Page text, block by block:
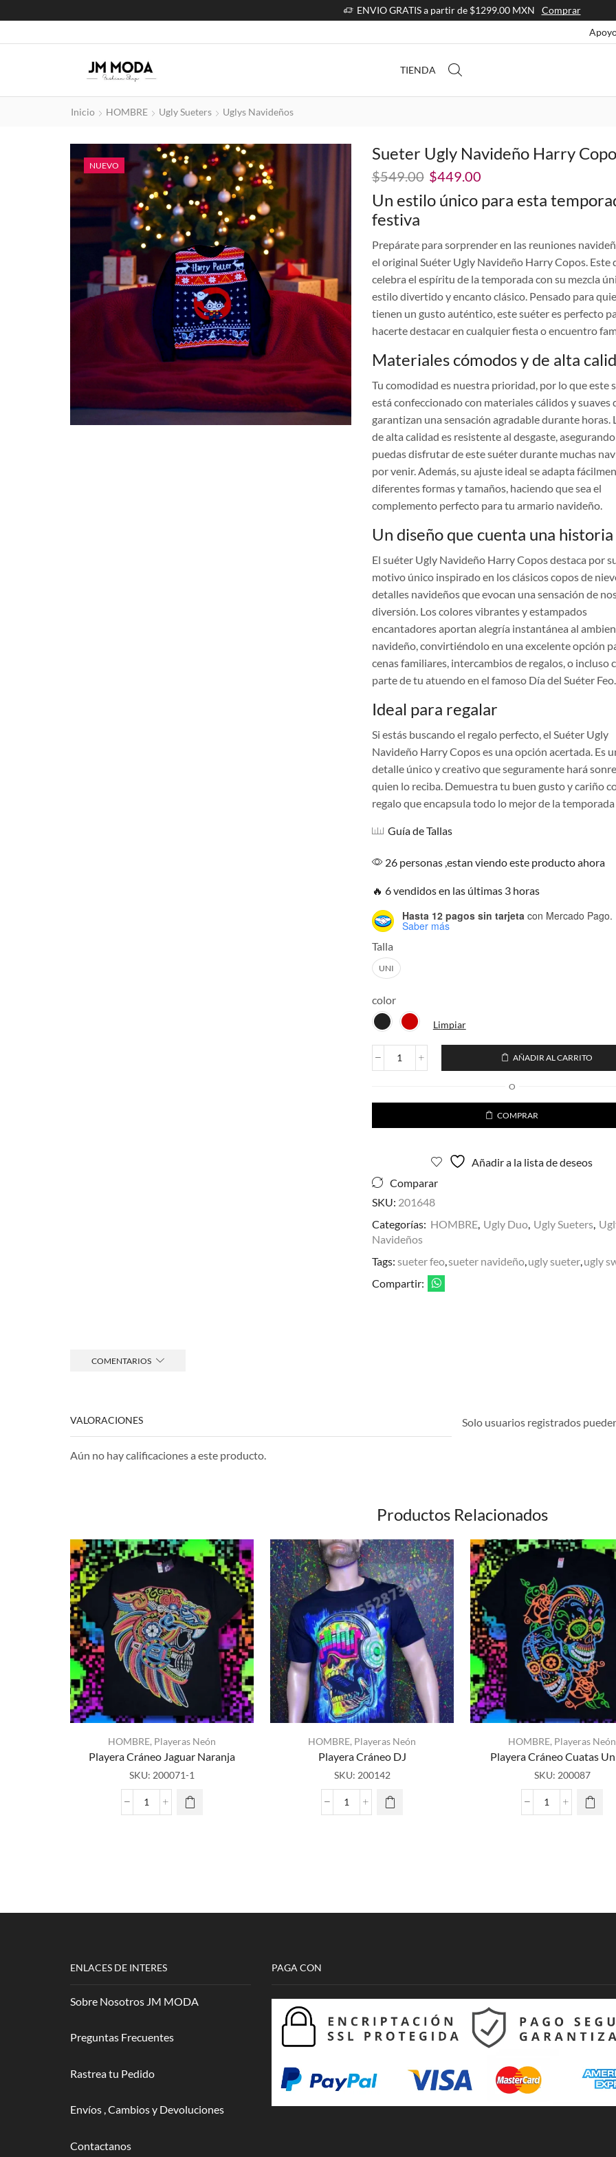
ENVIO GRATIS a partir de $1299.00 MXN
Comprar
TIENDA
Inicio HOMBRE Ugly Sueters Uglys Navideños
NUEVO
Sueter Ugly Navideño Harry
$549.00 El
precio
original
$449.00El
actual
$449.00.
Un estilo único para esta
festiva
Prepárate para sorprender en las reuniones
el original Suéter Ugly Navideño Harry Copos. Este
celebra el espíritu de la temporada con su mezcla
estilo divertido y encanto clásico. Pensado para
tienen un gusto auténtico, este suéter es perfecto
hacerte destacar en cualquier fiesta o encuentro
Materiales cómodos y de alta
Tu comodidad es nuestra prioridad, por lo que este
está confeccionado con materiales cálidos y suaves
garantizan una sensación agradable durante horas.
de alta calidad es resistente al desgaste,
puedas disfrutar de este suéter durante muchas
por venir. Además, su ajuste ideal se adapta
diferentes formas y tamaños, haciendo que sea el
complemento perfecto para tu armario navideño.
Un diseño que cuenta una historia
El suéter Ugly Navideño Harry Copos destaca por
motivo único inspirado en los clásicos copos de
detalles navideños que evocan una sensación de
diversión. Los colores vibrantes y estampados
encantadores aportan alegría instantánea al
navideño, convirtiéndolo en una excelente opción
cenas familiares, intercambios de regalos, o incluso
parte de tu atuendo en el famoso Día del Suéter Feo.
Ideal para regalar
Si estás buscando el regalo perfecto, el Suéter Ugly
Navideño Harry Copos es una opción acertada. Es
detalle único y creativo que seguramente hará
quien lo reciba. Demuestra tu buen gusto y cariño
regalo que encapsula todo lo mejor de la
Guía de Tallas
26 personas ,estan viendo este producto ahora
🔥 6 vendidos en las últimas 3 horas
Hasta 12 pagos sin tarjetacon Mercado Pago.
Saber más
Talla
UNI
color
Limpiar
Sueter
Harry
cantidad
AÑADIR AL CARRITO
O
COMPRAR
Añadir a la lista de deseos
Comparar
SKU: 201648
Categorías: HOMBRE, Ugly Duo, Ugly Sueters,
Navideños
Tags: sueter feo,sueter navideño,ugly sueter,ugly
Compartir:
COMENTARIOS
VALORACIONES
Aún no hay calificaciones a este producto.
Solo usuarios registrados
Productos Relacionados
HOMBRE, Playeras Neón
Playera Cráneo Jaguar Naranja
SKU: 200071-1
Playera
HOMBRE, Playeras Neón
Playera Cráneo DJ
SKU: 200142
Playera
HOMBRE, Playeras Neón
Playera Cráneo Cuatas
SKU: 200087
Playera
ENLACES DE INTERES
Sobre Nosotros JM MODA
Preguntas Frecuentes
Rastrea tu Pedido
Envíos , Cambios y Devoluciones
Contactanos
PAGA CON